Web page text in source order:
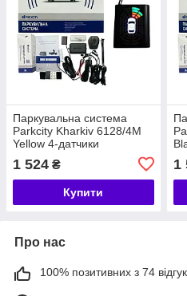
Паркувальна система
Parkcity Kharkiv 6128/4M
Yellow 4-датчики
1 524 ₴
Купити
1
Про нас
100% позитивних з 74